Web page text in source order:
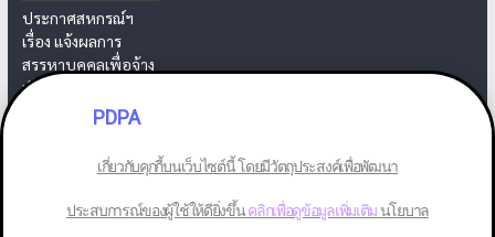
ประกาศสหกรณ์ฯ
เรื่อง แจ้งผลการ
สรรหาบุคคลเพื่อจ้าง
เป็นเจ้าหน้าที่สห
31 กรกฎาคม
PDPA
เกี่ยวกับคุกกี้บนเว็บไซต์นี้ โดยมีวัตถุประสงค์เพื่อพัฒนา
ประสบการณ์ของผู้ใช้ให้ดียิ่งขึ้นคลิกเพื่อดูข้อมูลเพิ่มเติม นโยบาล